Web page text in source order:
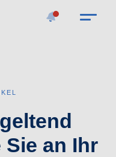
Sie an Ihr